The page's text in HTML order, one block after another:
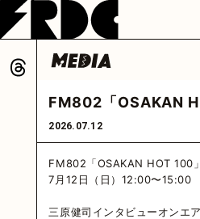
VIDEO
GOODS
HOME
FM802「OSAKAN
2026.07.12
FM802「OSAKAN HOT 100」
7月12日（日）12:00〜15:00
三原健司インタビューオンエア